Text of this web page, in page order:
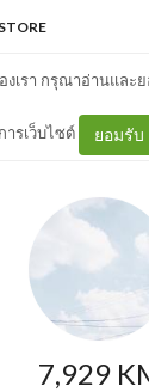
STORE
งเรา กรุณาอ่านและ
ารเว็บไซต์ ยอมรับ
7,929